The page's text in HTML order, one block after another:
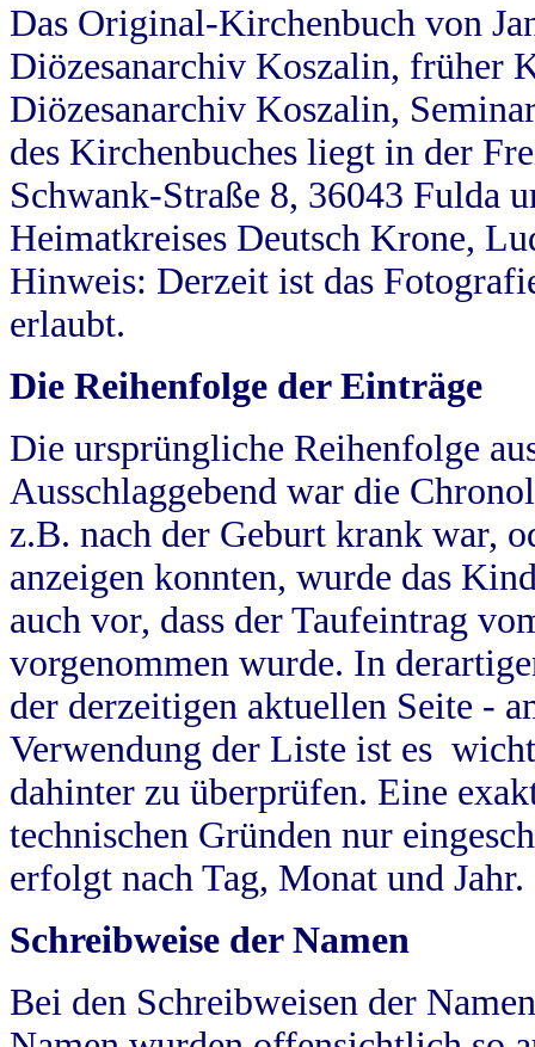
Das Original-Kirchenbuch von
Diözesanarchiv Koszalin, früher
Diözesanarchiv Koszalin,
des Kirchenbuches liegt in der
Schwank-Straße 8, 36043 Fulda
Heimatkreises Deutsch Krone,
Hinweis: Derzeit ist das
erlaubt.
Die Reihenfolge der Einträge
Die ursprüngliche Reihenfolge
Ausschlaggebend war die
z.B. nach der Geburt krank war,
anzeigen konnten, wurde das
auch vor, dass der Taufeintrag
vorgenommen wurde. In
der derzeitigen aktuellen Seite -
Verwendung der Liste ist es
dahinter zu überprüfen. Eine
technischen Gründen nur
erfolgt nach Tag, Monat und Jahr.
Schreibweise der Namen
Bei den Schreibweisen der